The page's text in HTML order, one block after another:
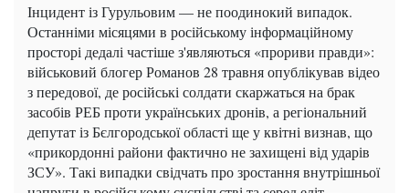
Інцидент із Гурульовим — не поодинокий випадок.
Останніми місяцями в російському інформаційному
просторі дедалі частіше з'являються «прориви правди»:
військовий блогер Романов 28 травня опублікував відео
з передової, де російські солдати скаржаться на брак
засобів РЕБ проти українських дронів, а регіональний
депутат із Бєлгородської області ще у квітні визнав, що
«прикордонні райони фактично не захищені від ударів
ЗСУ». Такі випадки свідчать про зростання внутрішньої